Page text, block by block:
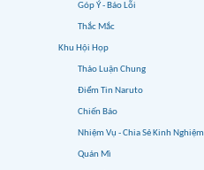
Góp Ý - Báo Lỗi
Thắc Mắc
Khu Hội Họp
Thảo Luận Chung
Điểm Tin Naruto
Chiến Báo
Nhiệm Vụ - Chia Sẻ Kinh Nghiệm
Quán Mì